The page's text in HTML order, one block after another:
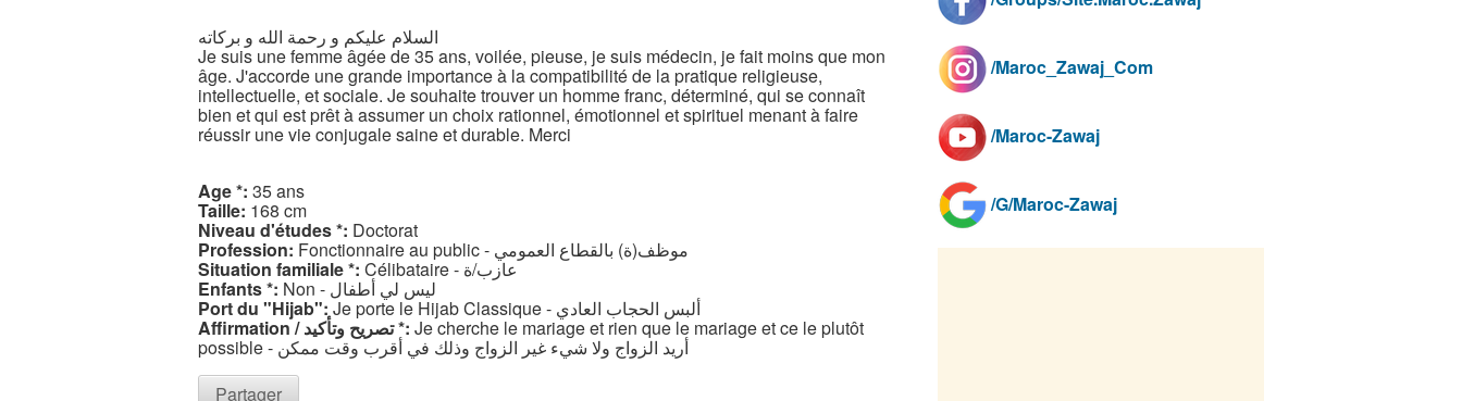
السلام عليكم و رحمة الله و بركاته
Je suis une femme âgée de 35 ans, voilée, pieuse, je suis médecin, je fait moins que mon
âge. J'accorde une grande importance à la compatibilité de la pratique religieuse,
intellectuelle, et sociale. Je souhaite trouver un homme franc, déterminé, qui se connaît
bien et qui est prêt à assumer un choix rationnel, émotionnel et spirituel menant à faire
réussir une vie conjugale saine et durable. Merci
Age *: 35 ans
Taille: 168 cm
Niveau d'études *: Doctorat
Profession: Fonctionnaire au public - موظف(ة) بالقطاع العمومي
Situation familiale *: Célibataire - عازب/ة
Enfants *: Non - ليس لي أطفال
Port du "Hijab": Je porte le Hijab Classique - ألبس الحجاب العادي
Affirmation / تصريح وتأكيد *: Je cherche le mariage et rien que le mariage et ce le plutôt
possible - أريد الزواج ولا شيء غير الزواج وذلك في أقرب وقت ممكن
Partager
/Maroc_Zawaj_Com
/Maroc-Zawaj
/G/Maroc-Zawaj